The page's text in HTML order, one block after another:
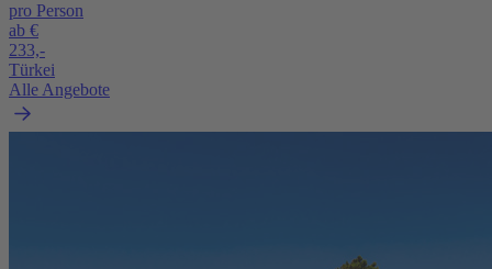
pro Person
ab €
233,-
Türkei
Alle Angebote